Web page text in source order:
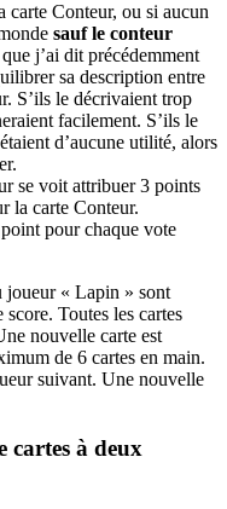
carte Conteur, ou si aucun
sauf le conteur
j’ai dit précédemment
sa description entre
S’ils le décrivaient trop
facilement. S’ils le
d’aucune utilité, alors
se voit attribuer 3 points
la carte Conteur.
pour chaque vote
joueur « Lapin » sont
score. Toutes les cartes
nouvelle carte est
de 6 cartes en main.
suivant. Une nouvelle
cartes à deux